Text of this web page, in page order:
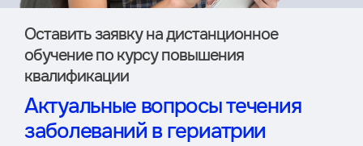
Оставить заявку на дистан­ционное
обучение по курсу повышения
квалификации
Актуальные вопросы течения
заболеваний в гериатрии